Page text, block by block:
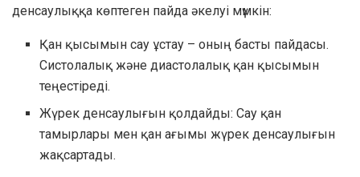
денсаулыққа көптеген пайда әкелуі мүмкін:
Қан қысымын сау ұстау – оның басты пайдасы.
Систолалық және диастолалық қан қысымын
теңестіреді.
Жүрек денсаулығын қолдайды: Сау қан
тамырлары мен қан ағымы жүрек денсаулығын
жақсартады.